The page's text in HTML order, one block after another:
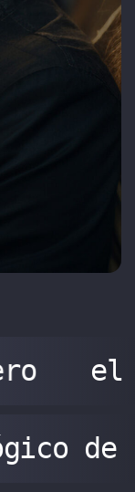
el
de